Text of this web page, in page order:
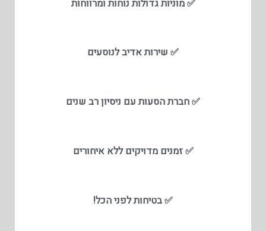
✅ מוניות גדולות נוחות ומרווחות
✅ שירות אדיב לנוסעים
✅ חברת הסעות עם ניסיון רב שנים
✅ זמנים מדויקים ללא איחורים
✅ בטיחות לפני הכל!